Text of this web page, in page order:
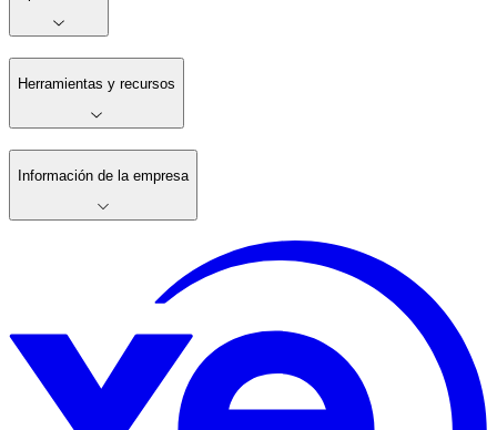
Herramientas y recursos
Información de la empresa